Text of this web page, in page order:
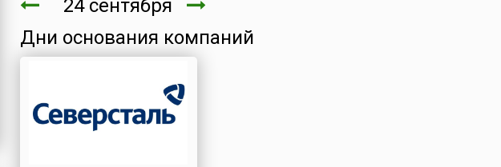
24 сентября
Дни основания компаний